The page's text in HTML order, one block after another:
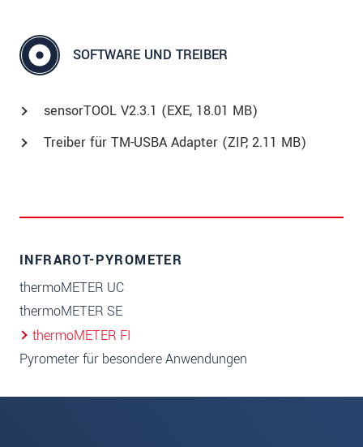
SOFTWARE UND TREIBER
sensorTOOL V2.3.1 (EXE, 18.01 MB)
Treiber für TM-USBA Adapter (ZIP, 2.11 MB)
INFRAROT-PYROMETER
thermoMETER UC
thermoMETER SE
thermoMETER FI
Pyrometer für besondere Anwendungen